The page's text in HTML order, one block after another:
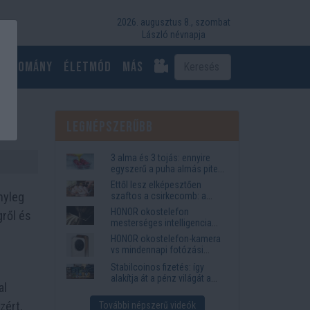
2026. augusztus 8., szombat
László névnapja
Tudomány Életmód más
és
3 alma és 3 tojás: ennyire
egyszerű a puha almás pite
titka
Ettől lesz elképesztően
szaftos a csirkecomb: a
sörös pác a titok
HONOR okostelefon
mesterséges intelligencia
funkciók, amelyek
megkönnyítik az életet
HONOR okostelefon-kamera
vs mindennapi fotózási
igények
Stabilcoinos fizetés: így
alakítja át a pénz világát a
Western Union
További népszerű videók